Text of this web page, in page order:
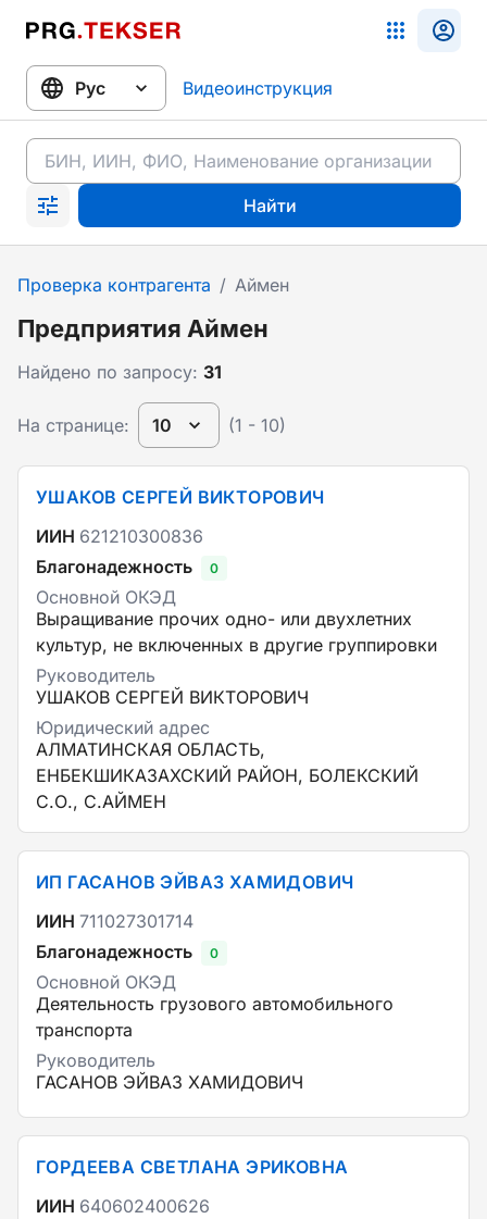
Видеоинструкция
Найти
Проверка контрагента / Аймен
Предприятия Аймен
Найдено по запросу: 31
На странице: 10 (1 - 10)
УШАКОВ СЕРГЕЙ ВИКТОРОВИЧ
ИИН 621210300836
Благонадежность
0
Основной ОКЭД
Выращивание прочих одно- или двухлетних
культур, не включенных в другие группировки
Руководитель
УШАКОВ СЕРГЕЙ ВИКТОРОВИЧ
Юридический адрес
АЛМАТИНСКАЯ ОБЛАСТЬ,
ЕНБЕКШИКАЗАХСКИЙ РАЙОН, БОЛЕКСКИЙ
С.О., С.АЙМЕН
ИП ГАСАНОВ ЭЙВАЗ ХАМИДОВИЧ
ИИН 711027301714
Благонадежность
0
Основной ОКЭД
Деятельность грузового автомобильного
транспорта
Руководитель
ГАСАНОВ ЭЙВАЗ ХАМИДОВИЧ
ГОРДЕЕВА СВЕТЛАНА ЭРИКОВНА
ИИН 640602400626